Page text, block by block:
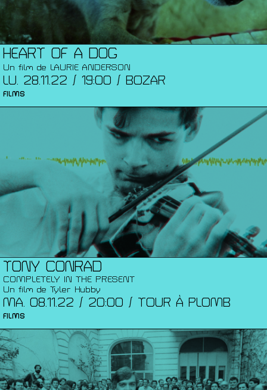
HEART OF A DOG
Un film de LAURIE ANDERSON
LU. 28.11.22 / 19:00 / BOZAR
FILMS
TONY CONRAD
COMPLETELY IN THE PRESENT
Un film de Tyler Hubby
MA. 08.11.22 / 20:00 / TOUR À PLOMB
FILMS